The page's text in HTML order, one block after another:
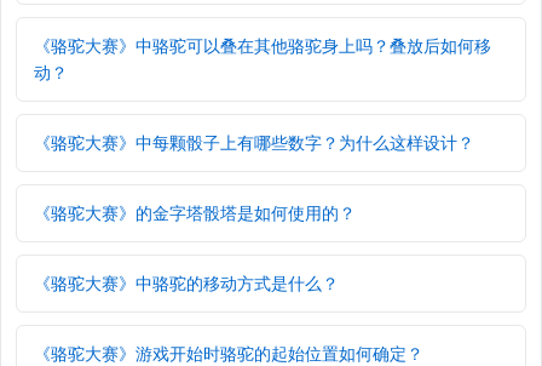
《骆驼大赛》中骆驼可以叠在其他骆驼身上吗？叠放后如何移
动？
《骆驼大赛》中每颗骰子上有哪些数字？为什么这样设计？
《骆驼大赛》的金字塔骰塔是如何使用的？
《骆驼大赛》中骆驼的移动方式是什么？
《骆驼大赛》游戏开始时骆驼的起始位置如何确定？